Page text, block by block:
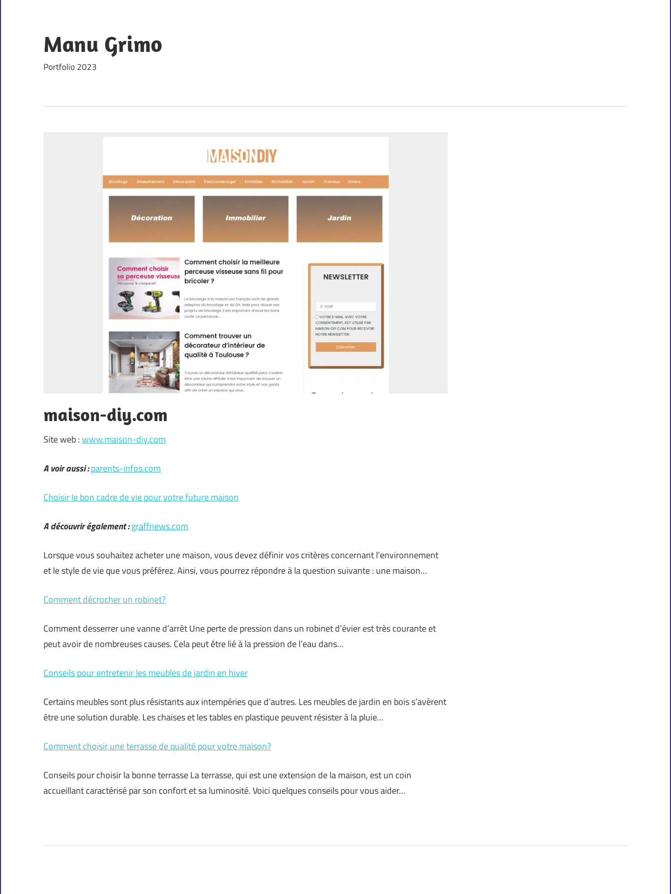
content
Manu Grimo
Portfolio 2023
maison-diy.com
Site web :www.maison-diy.com
A voir aussi :parents-infos.com
Choisir le bon cadre de vie pour votre future maison
A découvrir également :graffnews.com
Lorsque vous souhaitez acheter une maison, vous devez définir vos critères concernant l’environnement
et le style de vie que vous préférez. Ainsi, vous pourrez répondre à la question suivante : une maison…
Comment décrocher un robinet?
Comment desserrer une vanne d’arrêt Une perte de pression dans un robinet d’évier est très courante et
peut avoir de nombreuses causes. Cela peut être lié à la pression de l’eau dans…
Conseils pour entretenir les meubles de jardin en hiver
Certains meubles sont plus résistants aux intempéries que d’autres. Les meubles de jardin en bois s’avèrent
être une solution durable. Les chaises et les tables en plastique peuvent résister à la pluie…
Comment choisir une terrasse de qualité pour votre maison?
Conseils pour choisir la bonne terrasse La terrasse, qui est une extension de la maison, est un coin
accueillant caractérisé par son confort et sa luminosité. Voici quelques conseils pour vous aider…